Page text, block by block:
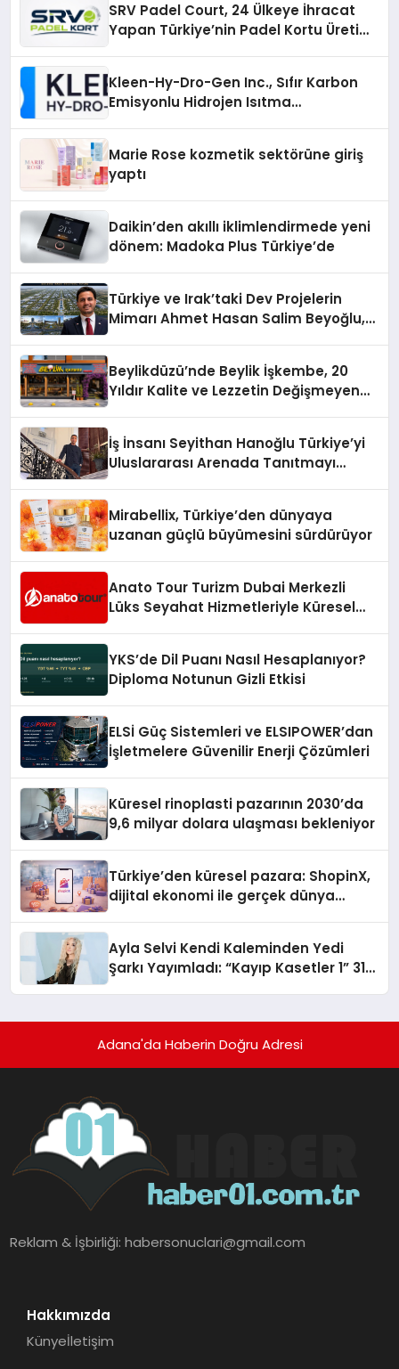
SRV Padel Court, 24 Ülkeye İhracat
Yapan Türkiye’nin Padel Kortu Üretim
Kleen-Hy-Dro-Gen Inc., Sıfır Karbon
Emisyonlu Hidrojen Isıtma
Marie Rose kozmetik sektörüne giriş
yaptı
Daikin’den akıllı iklimlendirmede yeni
dönem: Madoka Plus Türkiye’de
Türkiye ve Irak’taki Dev Projelerin
Mimarı Ahmet Hasan Salim Beyoğlu,
Hayata Geçirecek
Beylikdüzü’nde Beylik İşkembe, 20
Yıldır Kalite ve Lezzetin Değişmeyen
İş İnsanı Seyithan Hanoğlu Türkiye’yi
Uluslararası Arenada Tanıtmayı
Mirabellix, Türkiye’den dünyaya
uzanan güçlü büyümesini sürdürüyor
Anato Tour Turizm Dubai Merkezli
Lüks Seyahat Hizmetleriyle Küresel
YKS’de Dil Puanı Nasıl Hesaplanıyor?
Diploma Notunun Gizli Etkisi
ELSİ Güç Sistemleri ve ELSIPOWER’dan
İşletmelere Güvenilir Enerji Çözümleri
Küresel rinoplasti pazarının 2030’da
9,6 milyar dolara ulaşması bekleniyor
Türkiye’den küresel pazara: ShopinX,
dijital ekonomi ile gerçek dünya
Ayla Selvi Kendi Kaleminden Yedi
Şarkı Yayımladı: “Kayıp Kasetler 1” 31
Adana'da Haberin Doğru Adresi
Reklam & İşbirliği:habersonuclari@gmail.com
Hakkımızda
Künyeİletişim